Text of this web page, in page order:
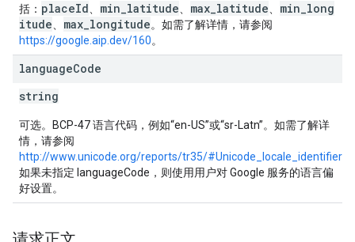
括： placeId min_latitude max_latitude
min_long
itude
max_longitude。如需了解详情，请参阅
https://google.aip.dev/160。
languageCode
string
可选。BCP-47 语言代码，例如“en-US”或“sr-Latn”。如需了解详
情，请参阅
http://www.unicode.org/reports/tr35/#Unicode_locale_identifier
如果未指定 languageCode，则使用用户对 Google 服务的语言偏
好设置。